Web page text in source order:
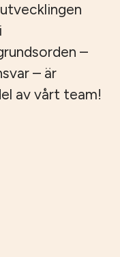
–
– är
av vårt team!